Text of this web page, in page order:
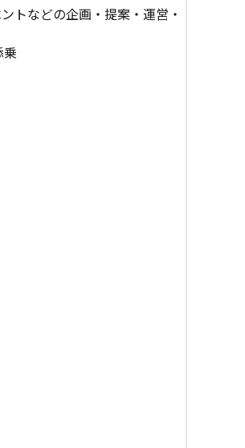
トなどの企画・提案・運営・
乗